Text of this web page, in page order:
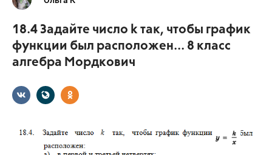
18.4 Задайте число k так, чтобы график
функции был расположен... 8 класс
алгебра Мордкович